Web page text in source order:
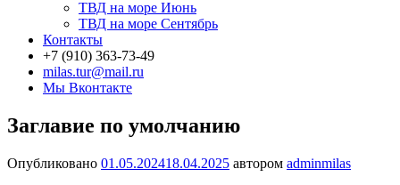
ТВД на море Июнь
ТВД на море Сентябрь
Контакты
+7 (910) 363-73-49
milas.tur@mail.ru
Мы Вконтакте
Заглавие по умолчанию
Опубликовано 01.05.202418.04.2025 автором adminmilas